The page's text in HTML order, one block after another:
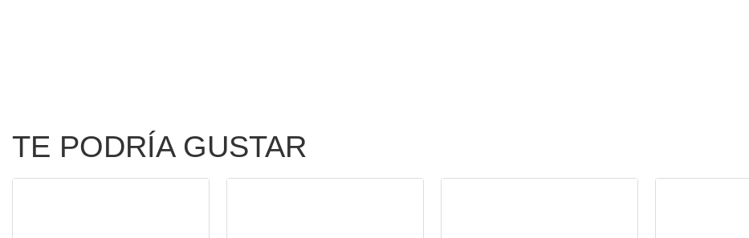
TE PODRÍA GUSTAR